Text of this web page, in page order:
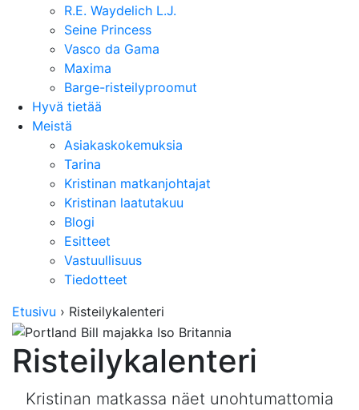
R.E. Waydelich L.J.
Seine Princess
Vasco da Gama
Maxima
Barge-risteilyproomut
Hyvä tietää
Meistä
Asiakaskokemuksia
Tarina
Kristinan matkanjohtajat
Kristinan laatutakuu
Blogi
Esitteet
Vastuullisuus
Tiedotteet
Etusivu › Risteilykalenteri
Risteilykalenteri
Kristinan matkassa näet unohtumattomia